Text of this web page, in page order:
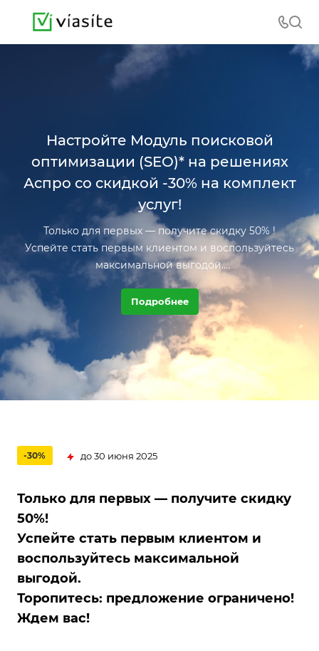
Настройте Модуль поисковой
оптимизации (SEO)* на решениях
Аспро со скидкой -30% на комплект
услуг!
Только для первых — получите скидку 50% !
Успейте стать первым клиентом и воспользуйтесь
максимальной выгодой.
Торопитесь: предложение ограничено!
Ждем вас!
Подробнее
-30% до 30 июня 2025
Только для первых — получите скидку
50%!
Успейте стать первым клиентом и
воспользуйтесь максимальной
выгодой.
Торопитесь: предложение ограничено!
Ждем вас!